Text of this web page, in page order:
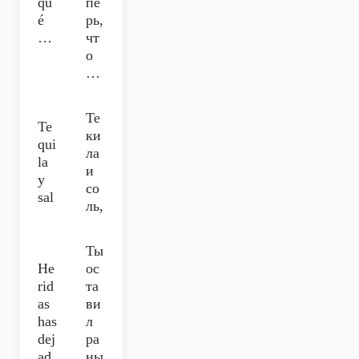
é
…
рь,
чт
о
…
Te
qui
la
y
sal
Те
ки
ла
и
со
ль,
He
rid
as
has
dej
Ты
ос
та
ви
л
ра